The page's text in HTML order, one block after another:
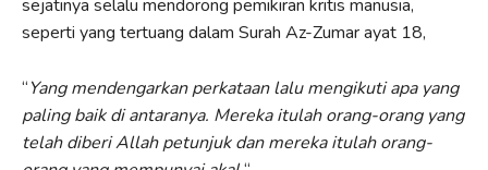
sejatinya selalu mendorong pemikiran kritis manusia,
seperti yang tertuang dalam Surah Az-Zumar ayat 18,
“Yang mendengarkan perkataan lalu mengikuti apa yang
paling baik di antaranya. Mereka itulah orang-orang yang
telah diberi Allah petunjuk dan mereka itulah orang-